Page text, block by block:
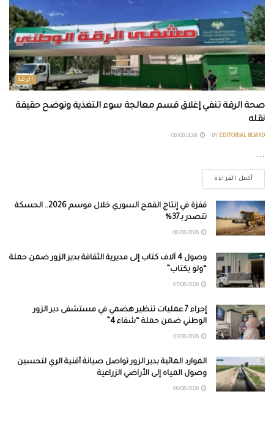
الرقة
صحة الرقة تنفي إغلاق قسم معالجة سوء التغذية وتوضح حقيقة
نقله
BY EDITORIAL BOARD
...
أكمل القراءة
قفزة في إنتاج القمح السوري خلال موسم 2026.. الحسكة
تتصدر بـ37%
وصول 4 آلاف كتاب إلى مديرية الثقافة بدير الزور ضمن حملة
“ولو بكتاب”
إجراء 7 عمليات تنظير هضمي في مستشفى دير الزور
الوطني ضمن حملة “شفاء 4”
الموارد المائية بدير الزور تواصل صيانة أقنية الري لتحسين
وصول المياه إلى الأراضي الزراعية